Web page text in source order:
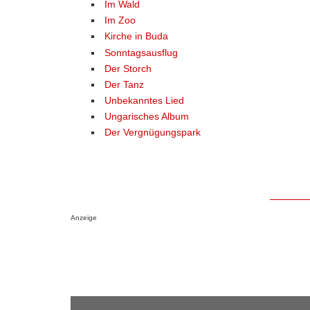
Im Wald
Im Zoo
Kirche in Buda
Sonntagsausflug
Der Storch
Der Tanz
Unbekanntes Lied
Ungarisches Album
Der Vergnügungspark
Anzeige